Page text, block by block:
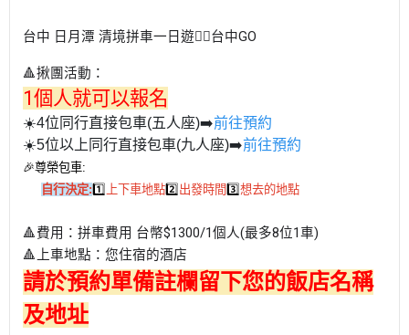
台中 日月潭 清境拼車一日遊👉🏻台中GO
🔺揪團活動：
1個人就可以報名
☀️4位同行直接包車(五人座)➡️前往預約
☀️5位以上同行直接包車(九人座)➡️前往預約
🎉尊榮包車:
自行決定: 1️⃣ 上下車地點 2️⃣ 出發時間 3️⃣想去的地點
🔺費用：拼車費用 台幣$1300/1個人(最多8位1車)
🔺上車地點：您住宿的酒店
請於預約單備註欄留下您的飯店名稱
及地址